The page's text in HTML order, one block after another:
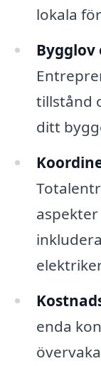
lokala
tillstånd
ditt
enda